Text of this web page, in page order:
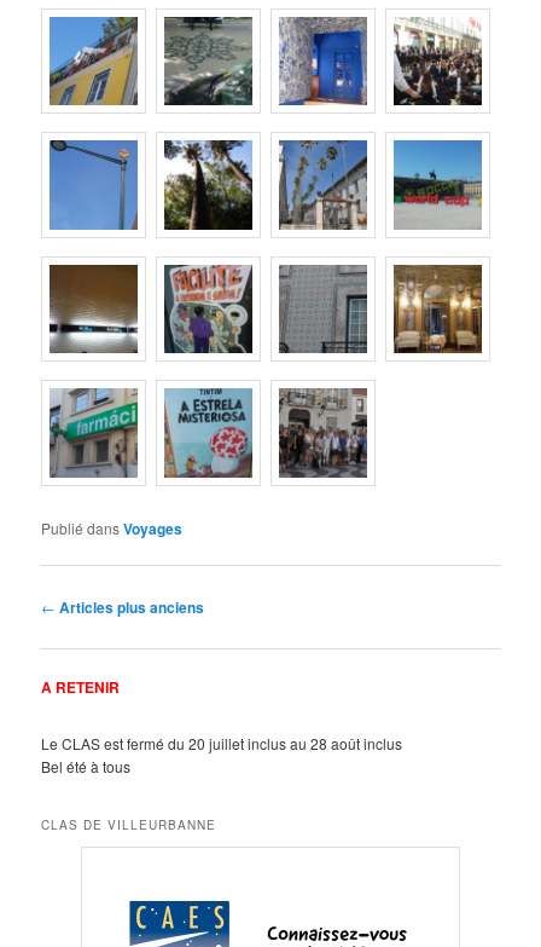
Publié dansVoyages
Navigation
articles
← Articles plus anciens
A RETENIR
Le CLAS est fermé du 20 juillet inclus au 28 août inclus
Bel été à tous
CLAS DE VILLEURBANNE